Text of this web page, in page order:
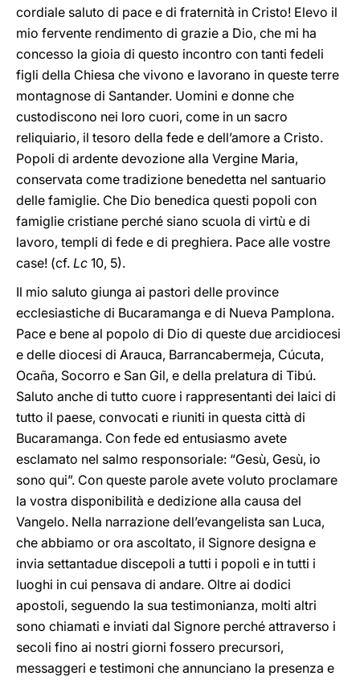
cordiale saluto di pace e di fraternità in Cristo! Elevo il
mio fervente rendimento di grazie a Dio, che mi ha
concesso la gioia di questo incontro con tanti fedeli
figli della Chiesa che vivono e lavorano in queste terre
montagnose di Santander. Uomini e donne che
custodiscono nei loro cuori, come in un sacro
reliquiario, il tesoro della fede e dell’amore a Cristo.
Popoli di ardente devozione alla Vergine Maria,
conservata come tradizione benedetta nel santuario
delle famiglie. Che Dio benedica questi popoli con
famiglie cristiane perché siano scuola di virtù e di
lavoro, templi di fede e di preghiera. Pace alle vostre
case! (cf. Lc 10, 5).
Il mio saluto giunga ai pastori delle province
ecclesiastiche di Bucaramanga e di Nueva Pamplona.
Pace e bene al popolo di Dio di queste due arcidiocesi
e delle diocesi di Arauca, Barrancabermeja, Cúcuta,
Ocaña, Socorro e San Gil, e della prelatura di Tibú.
Saluto anche di tutto cuore i rappresentanti dei laici di
tutto il paese, convocati e riuniti in questa città di
Bucaramanga. Con fede ed entusiasmo avete
esclamato nel salmo responsoriale: “Gesù, Gesù, io
sono qui”. Con queste parole avete voluto proclamare
la vostra disponibilità e dedizione alla causa del
Vangelo. Nella narrazione dell’evangelista san Luca,
che abbiamo or ora ascoltato, il Signore designa e
invia settantadue discepoli a tutti i popoli e in tutti i
luoghi in cui pensava di andare. Oltre ai dodici
apostoli, seguendo la sua testimonianza, molti altri
sono chiamati e inviati dal Signore perché attraverso i
secoli fino ai nostri giorni fossero precursori,
messaggeri e testimoni che annunciano la presenza e